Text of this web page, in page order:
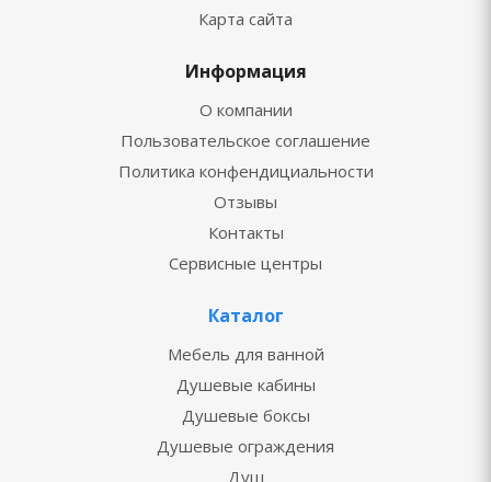
Карта сайта
Информация
О компании
Пользовательское соглашение
Политика конфендициальности
Отзывы
Контакты
Сервисные центры
Каталог
Мебель для ванной
Душевые кабины
Душевые боксы
Душевые ограждения
Душ